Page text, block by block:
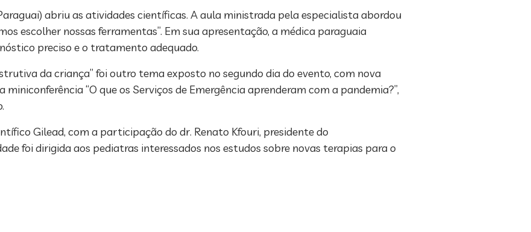
abriu as atividades científicas. A aula ministrada pela especialista abordou
escolher nossas ferramentas”. Em sua apresentação, a médica paraguaia
preciso e o tratamento adequado.
da criança” foi outro tema exposto no segundo dia do evento, com nova
“O que os Serviços de Emergência aprenderam com a pandemia?”,
Gilead, com a participação do dr. Renato Kfouri, presidente do
foi dirigida aos pediatras interessados nos estudos sobre novas terapias para o